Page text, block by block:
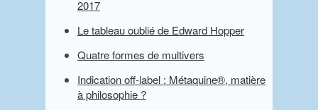
2017
Le tableau oublié de Edward Hopper
Quatre formes de multivers
Indication off-label : Métaquine®, matière
à philosophie ?